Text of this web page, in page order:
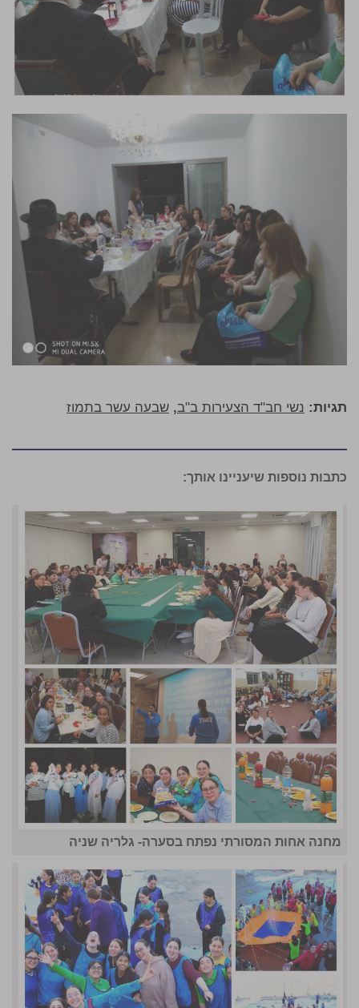
תגיות: נשי חב"ד הצעירות ב"ב, שבעה עשר בתמוז
כתבות נוספות שיעניינו אותך:
מחנה אחות המסורתי נפתח בסערה- גלריה שניה